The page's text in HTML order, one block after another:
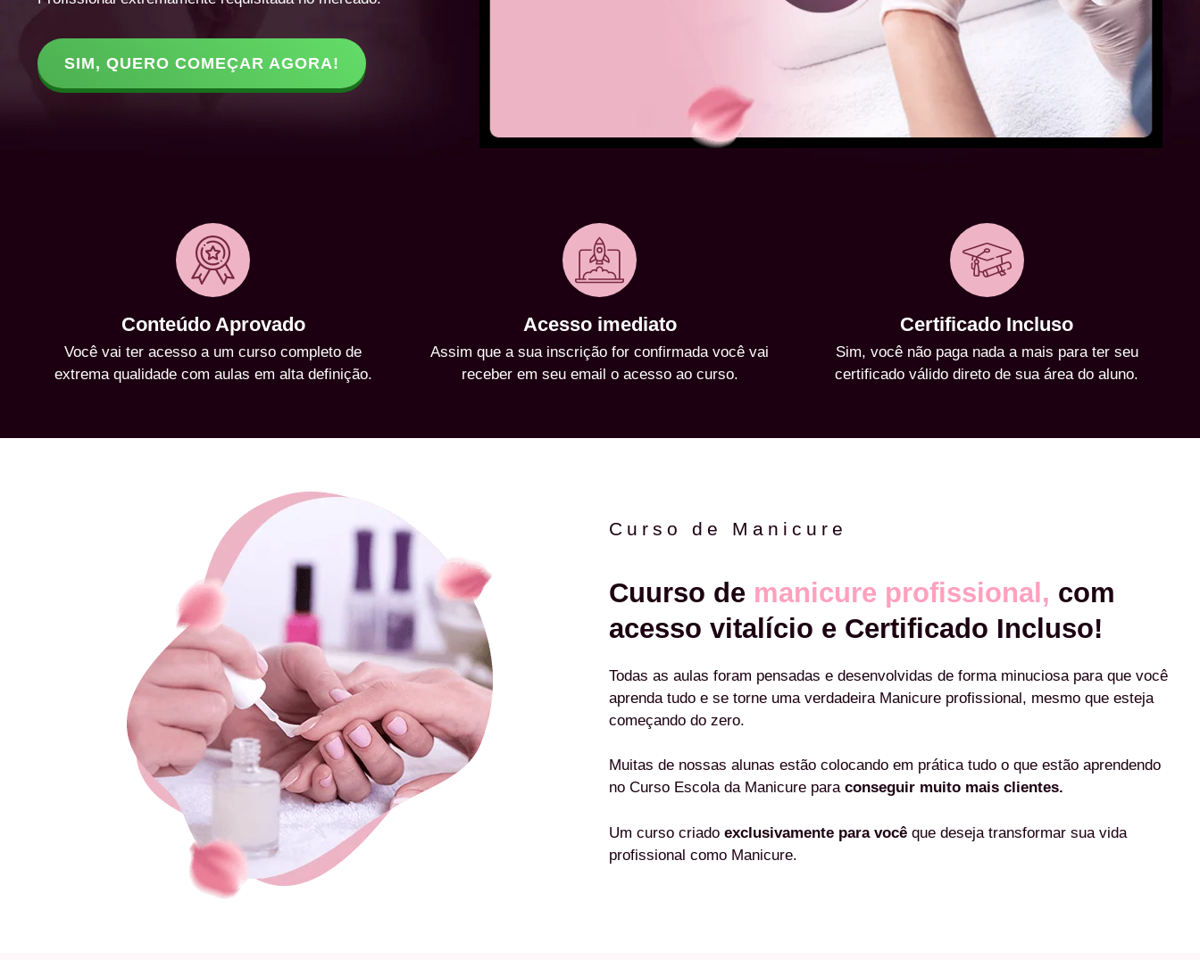
SIM, QUERO COMEÇAR AGORA!
Conteúdo Aprovado
Você vai ter acesso a um curso completo de
extrema qualidade com aulas em alta definição.
Acesso imediato
Assim que a sua inscrição for confirmada você vai
receber em seu email o acesso ao curso.
Certificado Incluso
Sim, você não paga nada a mais para ter seu
certificado válido direto de sua área do aluno.
Curso de Manicure
Cuurso de manicure profissional, com
acesso vitalício e Certificado Incluso!
Todas as aulas foram pensadas e desenvolvidas de forma minuciosa para que você
aprenda tudo e se torne uma verdadeira Manicure profissional, mesmo que esteja
começando do zero.
Muitas de nossas alunas estão colocando em prática tudo o que estão aprendendo
no Curso Escola da Manicure para conseguir muito mais clientes.
Um curso criado exclusivamente para você que deseja transformar sua vida
profissional como Manicure.